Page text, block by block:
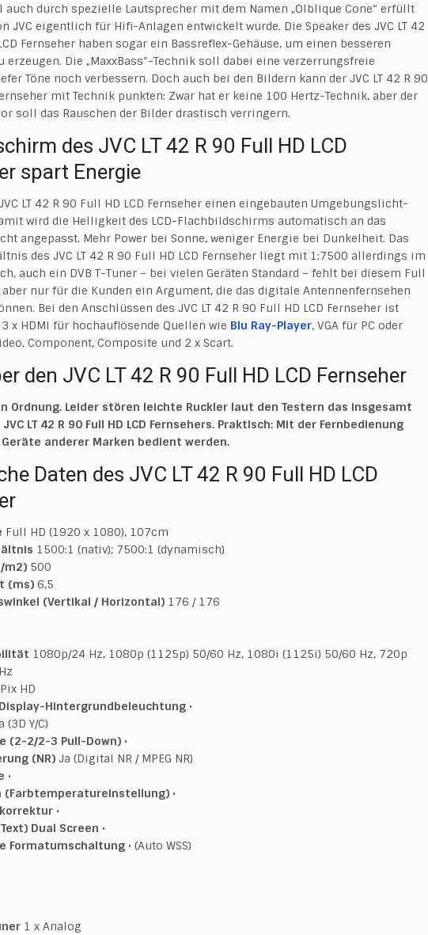
durch spezielle Lautsprecher mit dem Namen „Olblique Cone“ erfüllt
JVC eigentlich für Hifi-Anlagen entwickelt wurde. Die Speaker des JVC LT 42
Fernseher haben sogar ein Bassreflex-Gehäuse, um einen besseren
erzeugen. Die „MaxxBass“-Technik soll dabei eine verzerrungsfreie
Töne noch verbessern. Doch auch bei den Bildern kann der JVC LT 42 R 90
mit Technik punkten: Zwar hat er keine 100 Hertz-Technik, aber der
soll das Rauschen der Bilder drastisch verringern.
des JVC LT 42 R 90 Full HD LCD
spart Energie
LT 42 R 90 Full HD LCD Fernseher einen eingebauten Umgebungslicht-
wird die Helligkeit des LCD-Flachbildschirms automatisch an das
angepasst. Mehr Power bei Sonne, weniger Energie bei Dunkelheit. Das
des JVC LT 42 R 90 Full HD LCD Fernseher liegt mit 1:7500 allerdings im
auch ein DVB T-Tuner – bei vielen Geräten Standard – fehlt bei diesem Full
aber nur für die Kunden ein Argument, die das digitale Antennenfernsehen
Bei den Anschlüssen des JVC LT 42 R 90 Full HD LCD Fernseher ist
x HDMI für hochauflösende Quellen wie Blu Ray-Player, VGA für PC oder
Component, Composite und 2 x Scart.
den JVC LT 42 R 90 Full HD LCD Fernseher
Ordnung. Leider stören leichte Ruckler laut den Testern das insgesamt
LT 42 R 90 Full HD LCD Fernsehers. Praktisch: Mit der Fernbedienung
anderer Marken bedient werden.
Daten des JVC LT 42 R 90 Full HD LCD
Full HD (1920 x 1080), 107cm
1500:1 (nativ); 7500:1 (dynamisch)
m2) 500
(ms) 6,5
(Vertikal / Horizontal) 176 / 176
1080p/24 Hz, 1080p (1125p) 50/60 Hz, 1080i (1125i) 50/60 Hz, 720p
HD
Hintergrundbeleuchtung •
(3D Y/C)
(2-2/2-3 Pull-Down) •
(NR) Ja (Digital NR / MPEG NR)
•
(Farbtemperatureinstellung) •
•
Dual Screen •
Formatumschaltung • (Auto WSS)
1 x Analog